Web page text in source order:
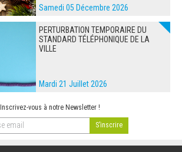
Samedi 05 Décembre 2026
PERTURBATION TEMPORAIRE DU
STANDARD TÉLÉPHONIQUE DE LA
VILLE
Mardi 21 Juillet 2026
Inscrivez-vous à notre Newsletter !